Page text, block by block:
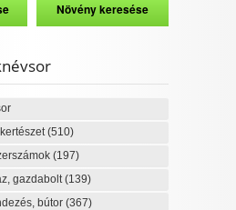
(510)
(197)
gazdabolt(139)
bútor (367)